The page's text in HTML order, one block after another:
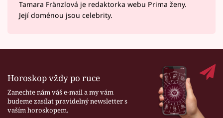
Tamara Fränzlová je redaktorka webu Prima ženy.
Její doménou jsou celebrity.
Horoskop vždy po ruce
Zanechte nám váš e-mail a my vám
budeme zasílat pravidelný newsletter s
vaším horoskopem.